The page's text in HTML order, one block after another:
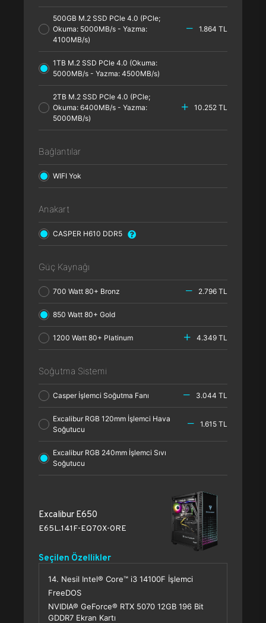
500GB M.2 SSD PCle 4.0 (PCle;
Okuma: 5000MB/s - Yazma:
4100MB/s)
1.864 TL
1TB M.2 SSD PCle 4.0 (Okuma:
5000MB/s - Yazma: 4500MB/s)
2TB M.2 SSD PCle 4.0 (PCle;
Okuma: 6400MB/s - Yazma:
5000MB/s)
10.252 TL
Bağlantılar
WIFI Yok
Anakart
CASPER H610 DDR5
Güç Kaynağı
700 Watt 80+ Bronz 2.796 TL
850 Watt 80+ Gold
1200 Watt 80+ Platinum 4.349 TL
Soğutma Sistemi
Casper İşlemci Soğutma Fanı 3.044 TL
Excalibur RGB 120mm İşlemci Hava
Soğutucu
1.615 TL
Excalibur RGB 240mm İşlemci Sıvı
Soğutucu
Excalibur E650
E65L.141F-EQ70X-0RE
Seçilen Özellikler
14. Nesil Intel® Core™ i3 14100F İşlemci
FreeDOS
NVIDIA® GeForce® RTX 5070 12GB 196 Bit
GDDR7 Ekran Kartı